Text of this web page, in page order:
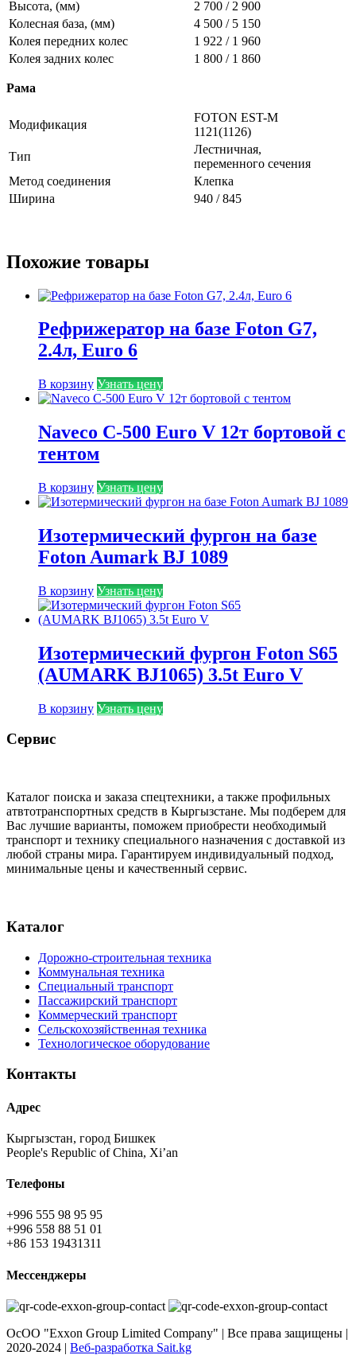
Высота, (мм)
2 700 / 2 900
Колесная база, (мм)
4 500 / 5 150
Колея передних колес
1 922 / 1 960
Колея задних колес
1 800 / 1 860
Рама
Модификация
FOTON EST-M
1121(1126)
Тип
Лестничная,
переменного сечения
Метод соединения
Клепка
Ширина
940 / 845
Похожие товары
Рефрижератор на базе Foton G7,
2.4л, Euro 6
В корзину Узнать цену
Naveco C-500 Euro V 12т бортовой с
тентом
В корзину Узнать цену
Изотермический фургон на базе
Foton Aumark BJ 1089
В корзину Узнать цену
Изотермический фургон Foton S65
(AUMARK BJ1065) 3.5t Euro V
В корзину Узнать цену
Сервис
Каталог поиска и заказа спецтехники, а также профильных
атвтотранспортных средств в Кыргызстане. Мы подберем для
Вас лучшие варианты, поможем приобрести необходимый
транспорт и технику специального назначения с доставкой из
любой страны мира. Гарантируем индивидуальный подход,
минимальные цены и качественный сервис.
Каталог
Дорожно-строительная техника
Коммунальная техника
Специальный транспорт
Пассажирский транспорт
Коммерческий транспорт
Сельскохозяйственная техника
Технологическое оборудование
Контакты
Адрес
Кыргызстан, город Бишкек
People's Republic of China, Xi’an
Телефоны
+996 555 98 95 95
+996 558 88 51 01
+86 153 19431311
Мессенджеры
ОсОО "Exxon Group Limited Company" | Все права защищены |
2020-2024 | Веб-разработка Sait.kg